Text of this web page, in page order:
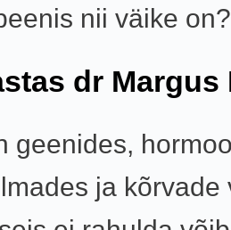
nii väike on?
dr Margus
geenides,
ja kõrvade